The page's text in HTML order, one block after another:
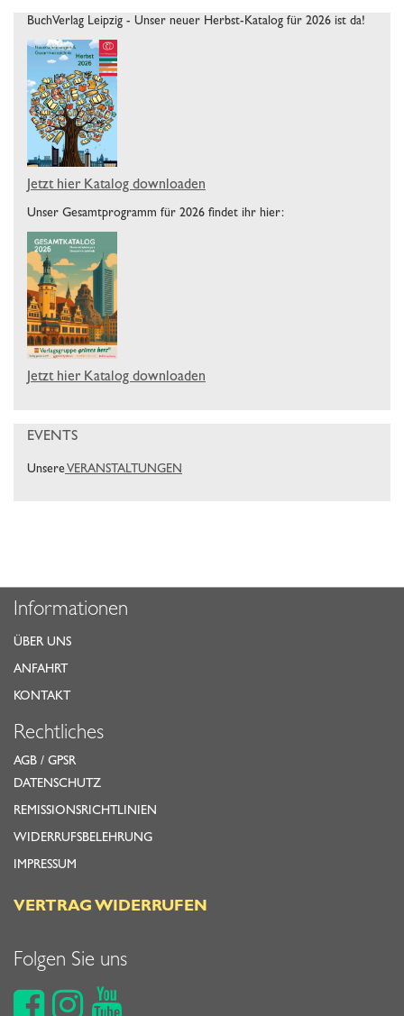
BuchVerlag Leipzig - Unser neuer Herbst-Katalog für 2026 ist da!
Jetzt hier Katalog downloaden
Unser Gesamtprogramm für 2026 findet ihr hier:
Jetzt hier Katalog downloaden
EVENTS
UnsereVERANSTALTUNGEN
Informationen
ÜBER UNS
ANFAHRT
KONTAKT
Rechtliches
AGB / GPSR
DATENSCHUTZ
REMISSIONSRICHTLINIEN
WIDERRUFSBELEHRUNG
IMPRESSUM
VERTRAG WIDERRUFEN
Folgen Sie uns
  